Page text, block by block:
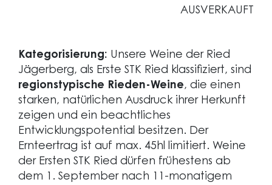
AUSVERKAUFT
Kategorisierung: Unsere Weine der Ried
Jägerberg, als Erste STK Ried klassifiziert, sind
regionstypische Rieden-Weine, die einen
starken, natürlichen Ausdruck ihrer Herkunft
zeigen und ein beachtliches
Entwicklungspotential besitzen. Der
Ernteertrag ist auf max. 45hl limitiert. Weine
der Ersten STK Ried dürfen frühestens ab
dem 1. September nach 11-monatigem